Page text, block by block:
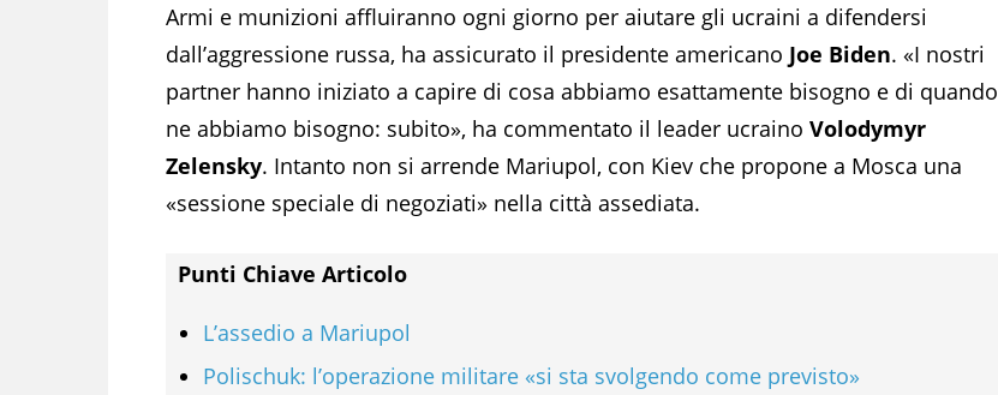
Armi e munizioni affluiranno ogni giorno per aiutare gli ucraini a difendersi
dall’aggressione russa, ha assicurato il presidente americano Joe Biden. «I nostri
partner hanno iniziato a capire di cosa abbiamo esattamente bisogno e di quando
ne abbiamo bisogno: subito», ha commentato il leader ucraino Volodymyr
Zelensky. Intanto non si arrende Mariupol, con Kiev che propone a Mosca una
«sessione speciale di negoziati» nella città assediata.
Punti Chiave Articolo
L’assedio a Mariupol
Polischuk: l’operazione militare «si sta svolgendo come previsto»